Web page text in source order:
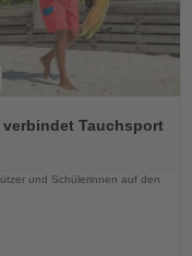
verbindet Tauchsport
und Schülerinnen auf den